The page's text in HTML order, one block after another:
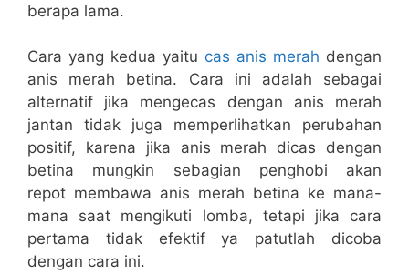
berapa lama.
Cara yang kedua yaitu cas anis merah dengan
anis merah betina. Cara ini adalah sebagai
alternatif jika mengecas dengan anis merah
jantan tidak juga memperlihatkan perubahan
positif, karena jika anis merah dicas dengan
betina mungkin sebagian penghobi akan
repot membawa anis merah betina ke mana-
mana saat mengikuti lomba, tetapi jika cara
pertama tidak efektif ya patutlah dicoba
dengan cara ini.